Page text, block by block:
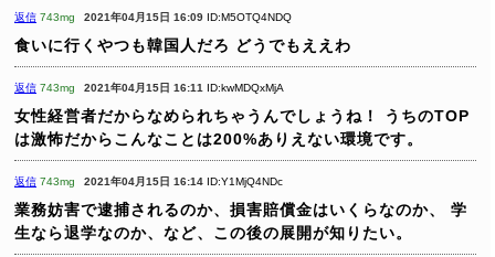
返信 743mg 2021年04月15日 16:09 ID:M5OTQ4NDQ
食いに行くやつも韓国人だろ どうでもええわ
返信 743mg 2021年04月15日 16:11 ID:kwMDQxMjA
女性経営者だからなめられちゃうんでしょうね！
うちのTOP
は激怖だからこんなことは200%ありえない環境です。
返信 743mg 2021年04月15日 16:14 ID:Y1MjQ4NDc
業務妨害で逮捕されるのか、損害賠償金はいくらなのか、
学
生なら退学なのか、など、この後の展開が知りたい。